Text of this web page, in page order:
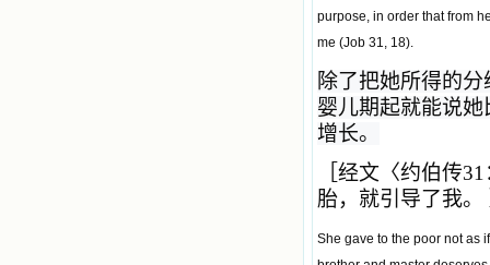
purpose, in order that from
me (Job 31, 18).
除了把她所得的
婴儿期起就能说
增长。
［经文〈约伯传
胎，就引导了我。
She gave to the poor not as